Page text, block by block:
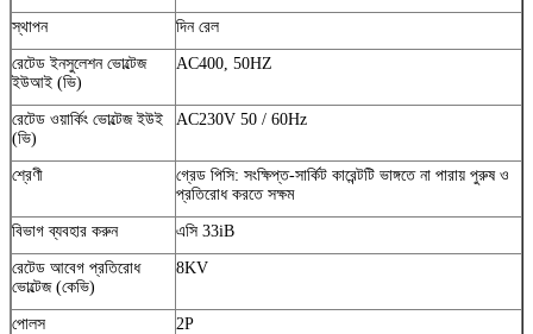
স্থাপন দিন রেল
রেটেড ইনসুলেশন ভোল্টেজ
ইউআই (ভি)
AC400, 50HZ
রেটেড ওয়ার্কিং ভোল্টেজ ইউই
(ভি)
AC230V 50 / 60Hz
শ্রেণী
গ্রেড পিসি: সংক্ষিপ্ত-সার্কিট কারেন্টটি ভাঙ্গতে না পারায় পুরুষ ও
প্রতিরোধ করতে সক্ষম
বিভাগ ব্যবহার করুন এসি 33iB
রেটেড আবেগ প্রতিরোধ
ভোল্টেজ (কেভি)
8KV
পোলস 2P